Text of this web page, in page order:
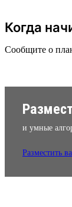
Когда
Сообщите о
и умные
Разместить